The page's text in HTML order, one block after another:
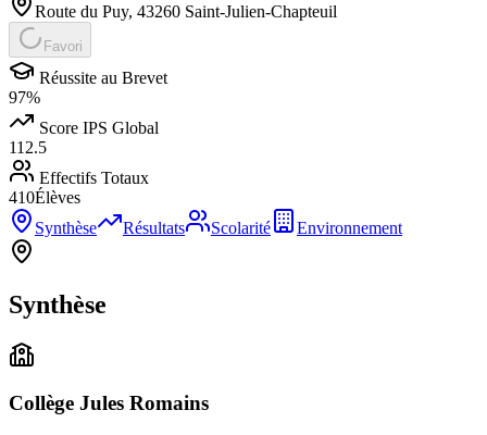
Route du Puy, 43260 Saint-Julien-Chapteuil
Favori
Réussite au Brevet
97%
Score IPS Global
112.5
Effectifs Totaux
410Élèves
Synthèse
Résultats Scolarité Environnement
Synthèse
Collège Jules Romains